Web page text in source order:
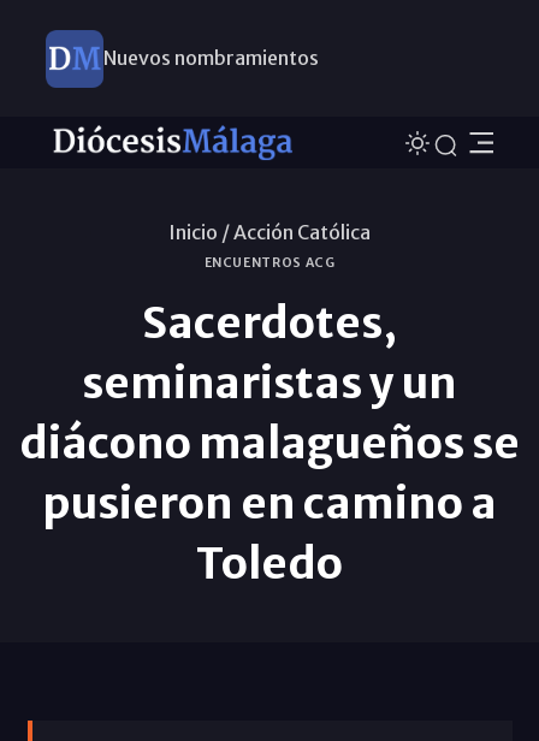
Nuevos nombramientos
Inicio /Acción Católica
ENCUENTROS ACG
Sacerdotes,
seminaristas y un
diácono malagueños se
pusieron en camino a
Toledo